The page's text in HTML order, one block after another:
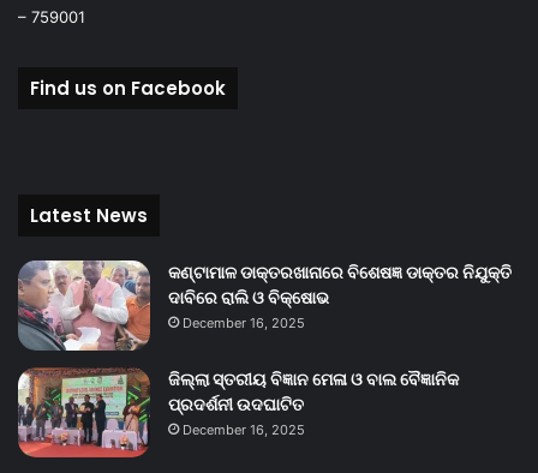
– 759001
Find us on Facebook
Latest News
କଣ୍ଟାମାଳ ଡାକ୍ତରଖାନାରେ ବିଶେଷଜ୍ଞ ଡାକ୍ତର ନିଯୁକ୍ତି
ଦାବିରେ ରାଲି ଓ ବିକ୍ଷୋଭ
December 16, 2025
ଜିଲ୍ଲା ସ୍ତରୀୟ ବିଜ୍ଞାନ ମେଳା ଓ ବାଲ ବୈଜ୍ଞାନିକ
ପ୍ରଦର୍ଶନୀ ଉଦଘାଟିତ
December 16, 2025